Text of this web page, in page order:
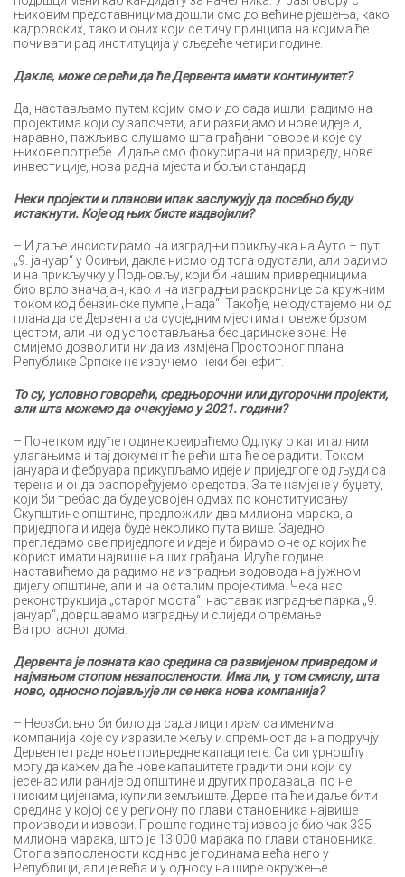
њиховим представницима дошли смо до већине рјешења, како
кадровских, тако и оних који се тичу принципа на којима ће
почивати рад институција у сљедеће четири године.
Дакле, може се рећи да ће Дервента имати континуитет?
Да, настављамо путем којим смо и до сада ишли, радимо на
пројектима који су започети, али развијамо и нове идеје и,
наравно, пажљиво слушамо шта грађани говоре и које су
њихове потребе. И даље смо фокусирани на привреду, нове
инвестиције, нова радна мјеста и бољи стандард.
Неки пројекти и планови ипак заслужују да посебно буду
истакнути. Које од њих бисте издвојили?
– И даље инсистирамо на изградњи прикључка на Ауто – пут
„9. јануар“ у Осињи, дакле нисмо од тога одустали, али радимо
и на прикључку у Подновљу, који би нашим привредницима
био врло значајан, као и на изградњи раскрснице са кружним
током код бензинске пумпе „Нада“. Такође, не одустајемо ни од
плана да се Дервента са сусједним мјестима повеже брзом
цестом, али ни од успостављања бесцаринске зоне. Не
смијемо дозволити ни да из измјена Просторног плана
Републике Српске не извучемо неки бенефит.
То су, условно говорећи, средњорочни или дугорочни пројекти,
али шта можемо да очекујемо у 2021. години?
– Почетком идуће године креираћемо Одлуку о капиталним
улагањима и тај документ ће рећи шта ће се радити. Током
јануара и фебруара прикупљамо идеје и приједлоге од људи са
терена и онда распоређујемо средства. За те намјене у буџету,
који би требао да буде усвојен одмах по конституисању
Скупштине општине, предложили два милиона марака, а
приједлога и идеја буде неколико пута више. Заједно
прегледамо све приједлоге и идеје и бирамо оне од којих ће
корист имати највише наших грађана. Идуће године
наставићемо да радимо на изградњи водовода на јужном
дијелу општине, али и на осталим пројектима. Чека нас
реконструкција „старог моста“, наставак изградње парка „9.
јануар“, довршавамо изградњу и слиједи опремање
Ватрогасног дома.
Дервента је позната као средина са развијеном привредом и
најмањом стопом незапослености. Има ли, у том смислу, шта
ново, односно појављује ли се нека нова компанија?
– Неозбиљно би било да сада лицитирам са именима
компанија које су изразиле жељу и спремност да на подручју
Дервенте граде нове привредне капацитете. Са сигурношћу
могу да кажем да ће нове капацитете градити они који су
јесенас или раније од општине и других продаваца, по не
ниским цијенама, купили земљиште. Дервента ће и даље бити
средина у којој се у региону по глави становника највише
производи и извози. Прошле године тај извоз је био чак 335
милиона марака, што је 13.000 марака по глави становника.
Стопа запослености код нас је годинама већа него у
Републици, али је већа и у односу на шире окружење.